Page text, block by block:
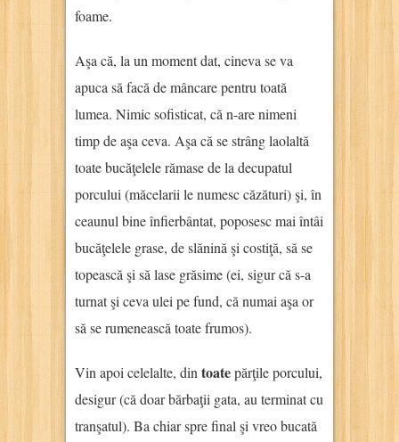
foame.
Aşa că, la un moment dat, cineva se va
apuca să facă de mâncare pentru toată
lumea. Nimic sofisticat, că n-are nimeni
timp de aşa ceva. Aşa că se strâng laolaltă
toate bucăţelele rămase de la decupatul
porcului (măcelarii le numesc căzături) şi, în
ceaunul bine înfierbântat, poposesc mai întâi
bucăţelele grase, de slănină şi costiţă, să se
topească şi să lase grăsime (ei, sigur că s-a
turnat şi ceva ulei pe fund, că numai aşa or
să se rumenească toate frumos).
Vin apoi celelalte, din toatepărţile porcului,
desigur (că doar bărbaţii gata, au terminat cu
tranşatul). Ba chiar spre final şi vreo bucată